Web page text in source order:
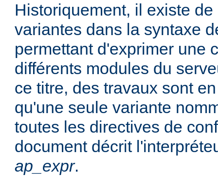
Historiquement, il existe
variantes dans la syntaxe
permettant d'exprimer une
différents modules du
ce titre, des travaux sont
qu'une seule variante
toutes les directives de
document décrit
ap_expr.